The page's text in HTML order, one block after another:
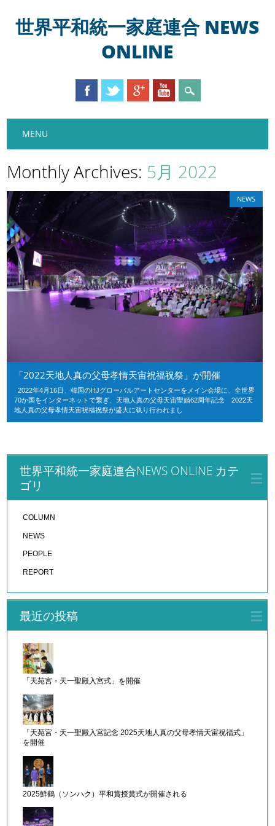
世界平和統一家庭連合 NEWS
ONLINE
Main menu
MENU
Monthly Archives: 5月 2022
NEWS
「2022天地人真の父母孝情天宙祝福祝祭」が開催
2022年4月16日、韓国のHJグローバルアートセンターをメイン会場に、全世界
70か国をインターネットで繋ぎ、天地人真の父母天宙聖婚62周年記念 2022天
地人真の父母孝情天宙祝福祝祭が盛大に執り行われまし
世界平和統一家庭連合NEWS ONLINE カテ
ゴリ
COLUMN
NEWS
PEOPLE
REPORT
最近の投稿
「天苑宮・天一聖殿入宮式」を開催
「天苑宮・天一聖殿入宮記念 2025天地人真の父母孝情天宙祝福式」
を開催
2025鮮鶴（ソンハク）平和賞授賞式が開催される